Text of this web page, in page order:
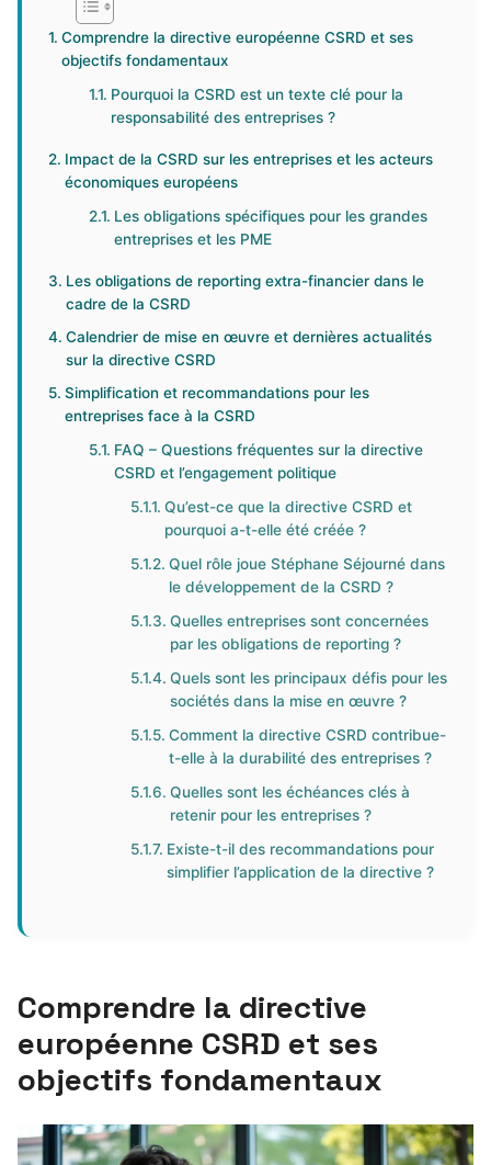
Comprendre la directive européenne CSRD et ses
objectifs fondamentaux
Pourquoi la CSRD est un texte clé pour la
responsabilité des entreprises ?
Impact de la CSRD sur les entreprises et les acteurs
économiques européens
Les obligations spécifiques pour les grandes
entreprises et les PME
Les obligations de reporting extra-financier dans le
cadre de la CSRD
Calendrier de mise en œuvre et dernières actualités
sur la directive CSRD
Simplification et recommandations pour les
entreprises face à la CSRD
FAQ – Questions fréquentes sur la directive
CSRD et l’engagement politique
Qu’est-ce que la directive CSRD et
pourquoi a-t-elle été créée ?
Quel rôle joue Stéphane Séjourné dans
le développement de la CSRD ?
Quelles entreprises sont concernées
par les obligations de reporting ?
Quels sont les principaux défis pour les
sociétés dans la mise en œuvre ?
Comment la directive CSRD contribue-
t-elle à la durabilité des entreprises ?
Quelles sont les échéances clés à
retenir pour les entreprises ?
Existe-t-il des recommandations pour
simplifier l’application de la directive ?
Comprendre la directive
européenne CSRD et ses
objectifs fondamentaux